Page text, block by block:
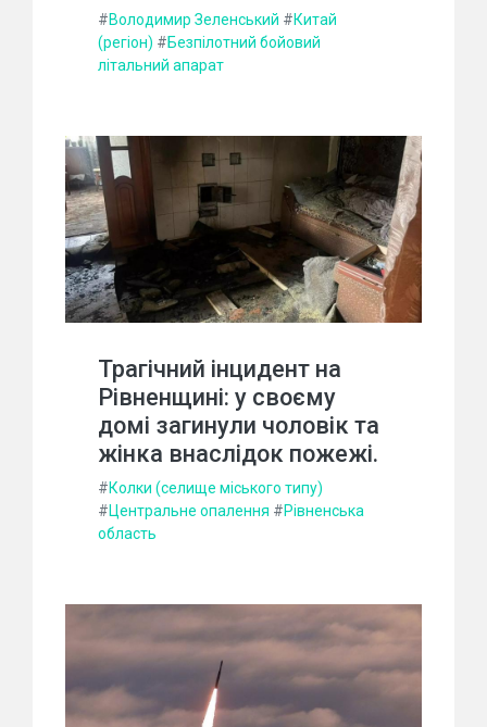
#Володимир Зеленський #Китай
(регіон) #Безпілотний бойовий
літальний апарат
Трагічний інцидент на
Рівненщині: у своєму
домі загинули чоловік та
жінка внаслідок пожежі.
#Колки (селище міського типу)
#Центральне опалення #Рівненська
область